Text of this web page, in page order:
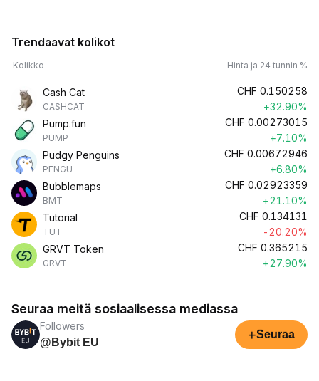
Trendaavat kolikot
Kolikko Hinta ja 24 tunnin %
Cash Cat
CASHCAT
CHF 0.150258
+32.90%
Pump.fun
PUMP
CHF 0.00273015
+7.10%
Pudgy Penguins
PENGU
CHF 0.00672946
+6.80%
Bubblemaps
BMT
CHF 0.02923359
+21.10%
Tutorial
TUT
CHF 0.134131
-20.20%
GRVT Token
GRVT
CHF 0.365215
+27.90%
Seuraa meitä sosiaalisessa mediassa
Followers
@Bybit EU
+Seuraa